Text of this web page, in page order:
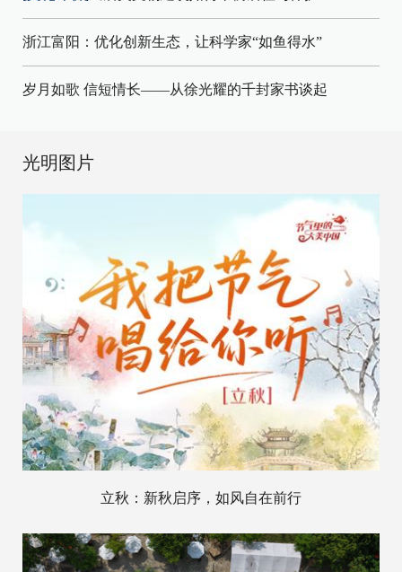
浙江富阳：优化创新生态，让科学家“如鱼得水”
岁月如歌 信短情长——从徐光耀的千封家书谈起
光明图片
立秋：新秋启序，如风自在前行